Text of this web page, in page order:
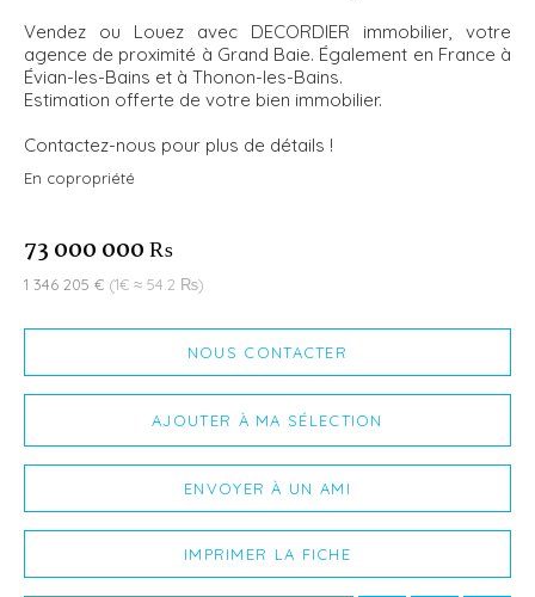
Vendez ou Louez avec DECORDIER immobilier, votre
agence de proximité à Grand Baie. Également en France à
Évian-les-Bains et à Thonon-les-Bains.
Estimation offerte de votre bien immobilier.
Contactez-nous pour plus de détails !
En copropriété
73 000 000 ₨
1 346 205 € (1€ ≈ 54.2 ₨)
NOUS CONTACTER
AJOUTER À MA SÉLECTION
ENVOYER À UN AMI
IMPRIMER LA FICHE